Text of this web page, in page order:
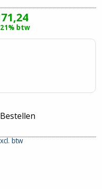
btw
Bestellen
btw